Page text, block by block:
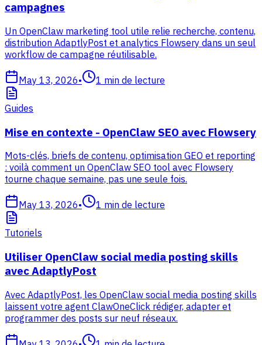
campagnes
Un OpenClaw marketing tool utile relie recherche, contenu,
distribution AdaptlyPost et analytics Flowsery dans un seul
workflow de campagne réutilisable.
May 13, 2026• 1 min de lecture
Guides
Mise en contexte - OpenClaw SEO avec Flowsery
Mots-clés, briefs de contenu, optimisation GEO et reporting
: voilà comment un OpenClaw SEO tool avec Flowsery
tourne chaque semaine, pas une seule fois.
May 13, 2026• 1 min de lecture
Tutoriels
Utiliser OpenClaw social media posting skills
avec AdaptlyPost
Avec AdaptlyPost, les OpenClaw social media posting skills
laissent votre agent ClawOneClick rédiger, adapter et
programmer des posts sur neuf réseaux.